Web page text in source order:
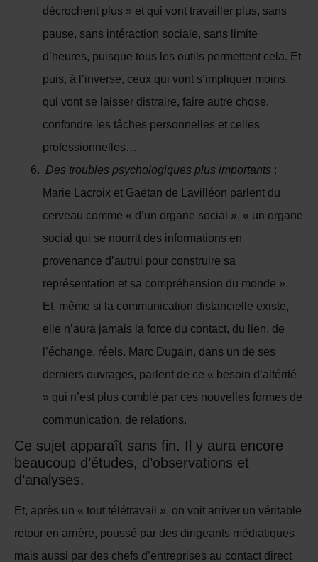
décrochent plus » et qui vont travailler plus, sans
pause, sans intéraction sociale, sans limite
d’heures, puisque tous les outils permettent cela. Et
puis, à l’inverse, ceux qui vont s’impliquer moins,
qui vont se laisser distraire, faire autre chose,
confondre les tâches personnelles et celles
professionnelles…
Des troubles psychologiques plus importants :
Marie Lacroix et Gaëtan de Lavilléon parlent du
cerveau comme « d’un organe social », « un organe
social qui se nourrit des informations en
provenance d’autrui pour construire sa
représentation et sa compréhension du monde ».
Et, même si la communication distancielle existe,
elle n’aura jamais la force du contact, du lien, de
l’échange, réels. Marc Dugain, dans un de ses
derniers ouvrages, parlent de ce « besoin d’altérité
» qui n’est plus comblé par ces nouvelles formes de
communication, de relations.
Ce sujet apparaît sans fin. Il y aura encore
beaucoup d’études, d’observations et
d’analyses.
Et, après un « tout télétravail », on voit arriver un véritable
retour en arrière, poussé par des dirigeants médiatiques
mais aussi par des chefs d’entreprises au contact direct